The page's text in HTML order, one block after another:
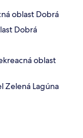
oblast Dobrá
Dobrá
oblast
Zelená Lagúna